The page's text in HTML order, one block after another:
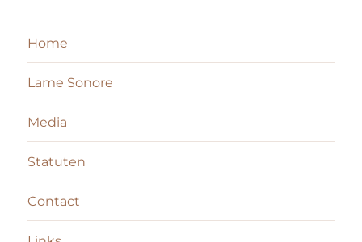
Home
Lame Sonore
Media
Statuten
Contact